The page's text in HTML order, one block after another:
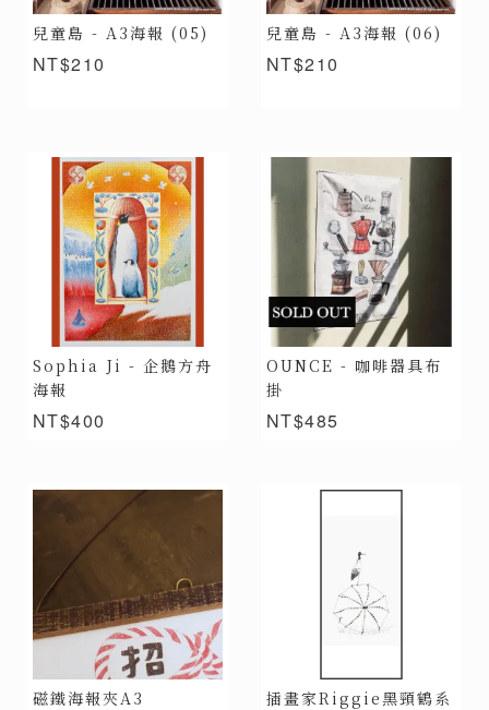
兒童島 - A3海報 (05)
NT$210
兒童島 - A3海報 (06)
NT$210
Sophia Ji - 企鵝方舟
海報
NT$400
OUNCE - 咖啡器具布
掛
NT$485
磁鐵海報夾A3
插畫家Riggie黑頸鶴系